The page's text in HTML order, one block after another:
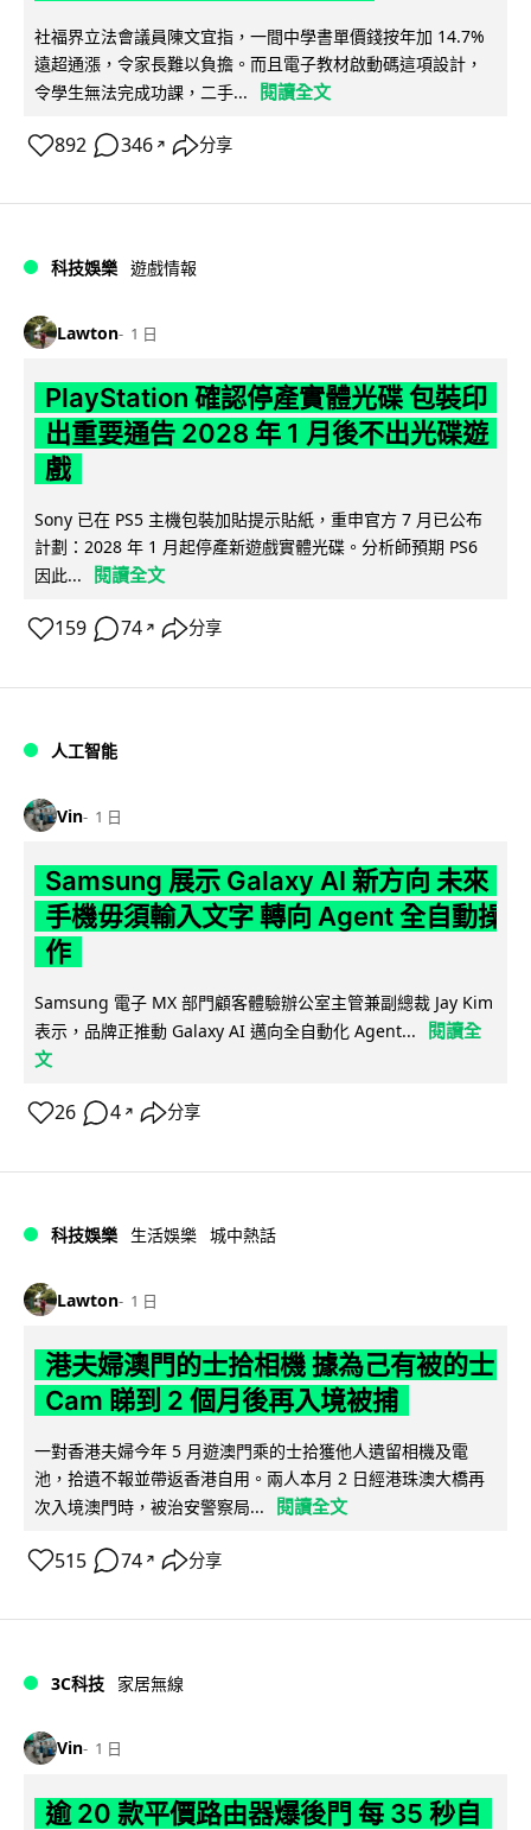
社福界立法會議員陳文宜指，一間中學書單價錢按年加 14.7%
遠超通漲，令家長難以負擔。而且電子教材啟動碼這項設計，
令學生無法完成功課，二手...
閱讀全文
892 346 ↗ 分享
科技娛樂 遊戲情報
Lawton 1 日
PlayStation 確認停產實體光碟 包裝印
出重要通告 2028 年 1 月後不出光碟遊
戲
Sony 已在 PS5 主機包裝加貼提示貼紙，重申官方 7 月已公布
計劃：2028 年 1 月起停產新遊戲實體光碟。分析師預期 PS6
因此...
閱讀全文
159 74 ↗ 分享
人工智能
Vin 1 日
Samsung 展示 Galaxy AI 新方向 未來
手機毋須輸入文字 轉向 Agent 全自動操
作
Samsung 電子 MX 部門顧客體驗辦公室主管兼副總裁 Jay Kim
表示，品牌正推動 Galaxy AI 邁向全自動化 Agent...
閱讀全
文
26 4 ↗ 分享
科技娛樂 生活娛樂 城中熱話
Lawton 1 日
港夫婦澳門的士拾相機 據為己有被的士
Cam 睇到 2 個月後再入境被捕
一對香港夫婦今年 5 月遊澳門乘的士拾獲他人遺留相機及電
池，拾遺不報並帶返香港自用。兩人本月 2 日經港珠澳大橋再
次入境澳門時，被治安警察局...
閱讀全文
515 74 ↗ 分享
3C科技 家居無線
Vin 1 日
逾 20 款平價路由器爆後門 每 35 秒自